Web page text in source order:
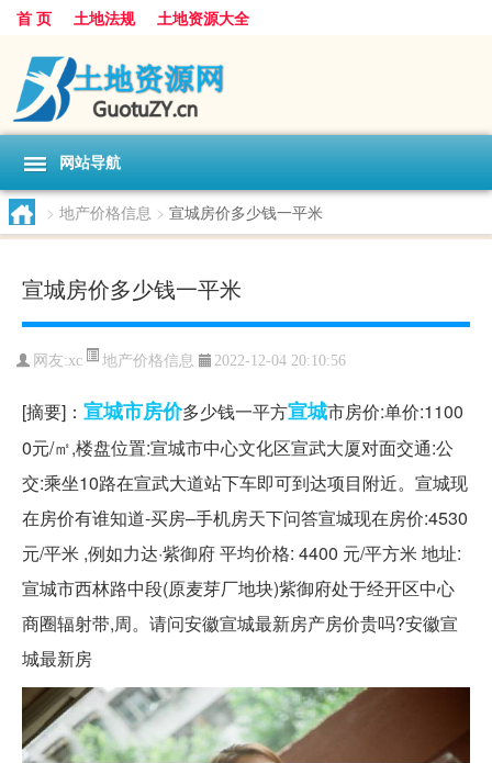
首 页 土地法规 土地资源大全
网站导航
> 地产价格信息 > 宣城房价多少钱一平米
宣城房价多少钱一平米
网友:xc 地产价格信息 2022-12-04 20:10:56
[摘要]： 宣城市房价多少钱一平方宣城市房价:单价:1100
0元/㎡,楼盘位置:宣城市中心文化区宣武大厦对面交通:公
交:乘坐10路在宣武大道站下车即可到达项目附近。宣城现
在房价有谁知道-买房–手机房天下问答宣城现在房价:4530
元/平米 ,例如力达·紫御府 平均价格: 4400 元/平方米 地址:
宣城市西林路中段(原麦芽厂地块)紫御府处于经开区中心
商圈辐射带,周。请问安徽宣城最新房产房价贵吗?安徽宣
城最新房